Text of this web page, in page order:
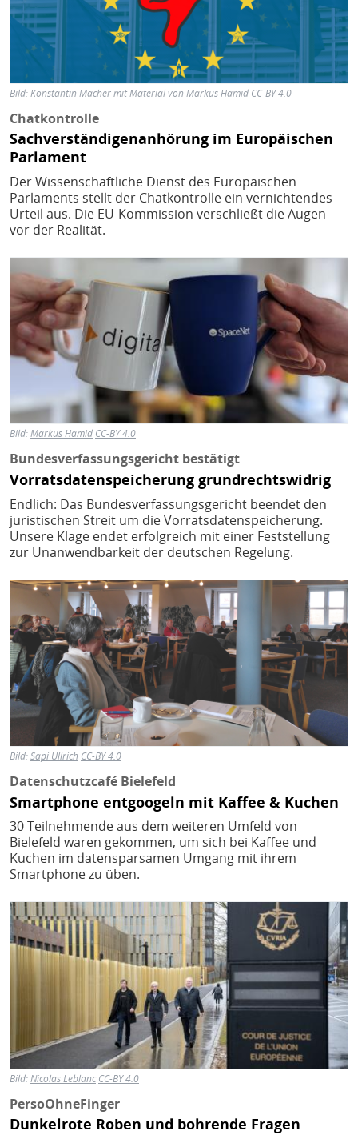
Bild:Konstantin Macher mit Material von Markus Hamid CC-BY 4.0
Chatkontrolle
Sachverständigenanhörung im Europäischen
Parlament
Der Wissenschaftliche Dienst des Europäischen
Parlaments stellt der Chatkontrolle ein vernichtendes
Urteil aus. Die EU-Kommission verschließt die Augen
vor der Realität.
Bild
Bild:Markus Hamid CC-BY 4.0
Bundesverfassungsgericht bestätigt
Vorratsdatenspeicherung grundrechtswidrig
Endlich: Das Bundesverfassungsgericht beendet den
juristischen Streit um die Vorratsdatenspeicherung.
Unsere Klage endet erfolgreich mit einer Feststellung
zur Unanwendbarkeit der deutschen Regelung.
Bild
Bild:Sapi Ullrich CC-BY 4.0
Datenschutzcafé Bielefeld
Smartphone entgoogeln mit Kaffee & Kuchen
30 Teilnehmende aus dem weiteren Umfeld von
Bielefeld waren gekommen, um sich bei Kaffee und
Kuchen im datensparsamen Umgang mit ihrem
Smartphone zu üben.
Bild
Bild:Nicolas Leblanc CC-BY 4.0
PersoOhneFinger
Dunkelrote Roben und bohrende Fragen